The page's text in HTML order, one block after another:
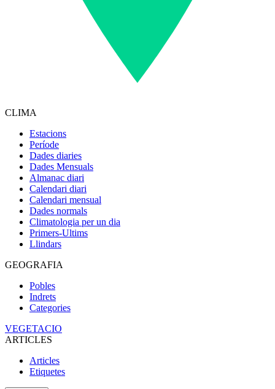
CLIMA
Estacions
Període
Dades diaries
Dades Mensuals
Almanac diari
Calendari diari
Calendari mensual
Dades normals
Climatologia per un dia
Primers-Ultims
Llindars
GEOGRAFIA
Pobles
Indrets
Categories
VEGETACIO
ARTICLES
Articles
Etiquetes